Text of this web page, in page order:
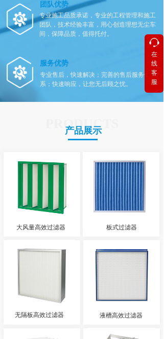
团队优势
专业施工品质承诺，专业的工程管理和施工
团队，技术经验丰富，用心创造理想无尘车
间，保障品质，值得托付。
服务优势
专业售后，快速解决；完善的售后服务体
系；快速响应，让您无后顾之忧。
按钮
在
线
客
服
按钮
PRODUCTS
产品展示
大风量高效过滤器 板式过滤器
无隔板高效过滤器 液槽高效过滤器